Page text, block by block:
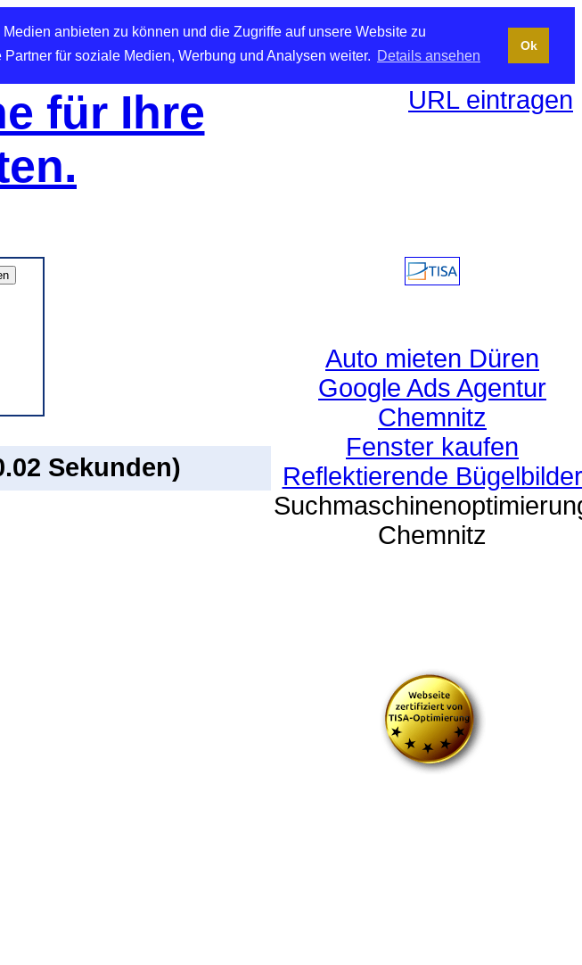
anbieten zu können und die Zugriffe auf unsere Website zu
für soziale Medien, Werbung und Analysen weiter. Details ansehen
Ok
für Ihre
URL eintragen
Sekunden)
Auto mieten Düren
Google Ads Agentur
Chemnitz
Fenster kaufen
Reflektierende Bügelbilder
Chemnitz